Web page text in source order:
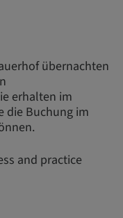
übernachten
erhalten im
die Buchung im
and practice